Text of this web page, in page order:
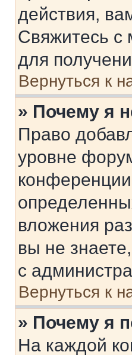
действия,
Свяжитесь с
для
Вернуться к
» Почему я
Право
уровне
вложения
вы не
с
Вернуться к
» Почему я
На каждой